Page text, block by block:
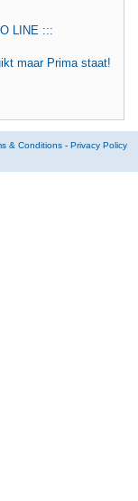
LINE :::
maar Prima staat!
& Conditions - Privacy Policy